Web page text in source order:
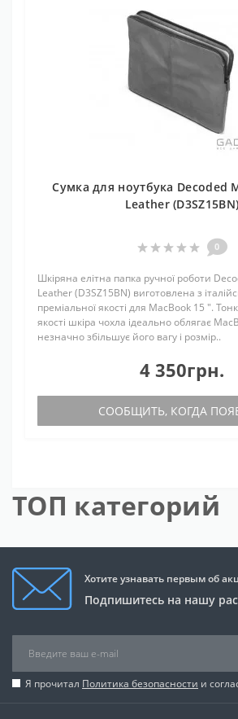
Сумка для ноутбука Decoded
Leather (D3SZ15BN)
0
Шкіряна елітна папка ручної роботи
Leather (D3SZ15BN) виготовлена з
преміальної якості для MacBook 15 ".
якості шкіра чохла ідеально облягає
незначно збільшує його вагу і розмір..
4 350грн.
СООБЩИТЬ, КОГДА
ТОП категорий
Хотите узнавать первым об
Подпишитесь на нашу
Я прочитал Политика безопасности и